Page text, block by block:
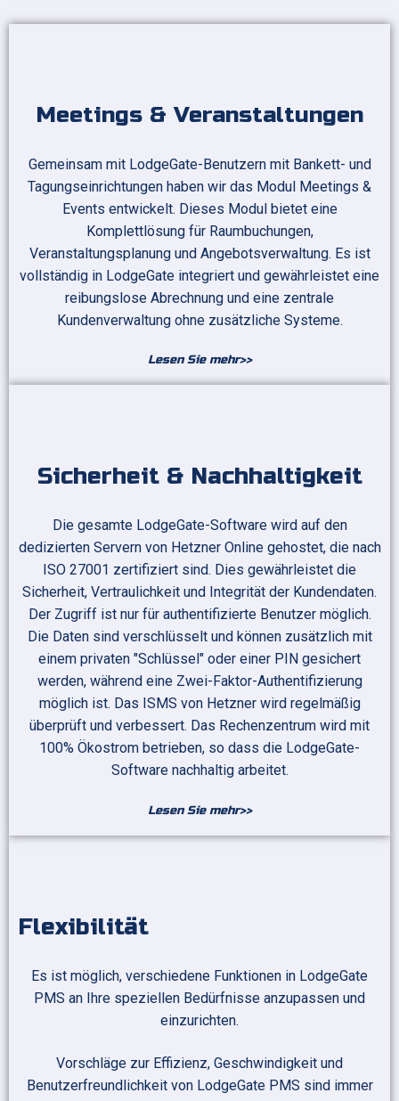
Meetings & Veranstaltungen
Gemeinsam mit LodgeGate-Benutzern mit Bankett- und
Tagungseinrichtungen haben wir das Modul Meetings &
Events entwickelt. Dieses Modul bietet eine
Komplettlösung für Raumbuchungen,
Veranstaltungsplanung und Angebotsverwaltung. Es ist
vollständig in LodgeGate integriert und gewährleistet eine
reibungslose Abrechnung und eine zentrale
Kundenverwaltung ohne zusätzliche Systeme.
Lesen Siemehr>>
Sicherheit & Nachhaltigkeit
Die gesamte LodgeGate-Software wird auf den
dedizierten Servern von Hetzner Online gehostet, die nach
ISO 27001 zertifiziert sind. Dies gewährleistet die
Sicherheit, Vertraulichkeit und Integrität der Kundendaten.
Der Zugriff ist nur für authentifizierte Benutzer möglich.
Die Daten sind verschlüsselt und können zusätzlich mit
einem privaten "Schlüssel" oder einer PIN gesichert
werden, während eine Zwei-Faktor-Authentifizierung
möglich ist. Das ISMS von Hetzner wird regelmäßig
überprüft und verbessert. Das Rechenzentrum wird mit
100% Ökostrom betrieben, so dass die LodgeGate-
Software nachhaltig arbeitet.
Lesen Sie mehr>>
Flexibilität
Es ist möglich, verschiedene Funktionen in LodgeGate
PMS an Ihre speziellen Bedürfnisse anzupassen und
einzurichten.
Vorschläge zur Effizienz, Geschwindigkeit und
Benutzerfreundlichkeit von LodgeGate PMS sind immer